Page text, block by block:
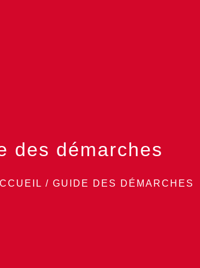
des démarches
/ GUIDE DES DÉMARCHES